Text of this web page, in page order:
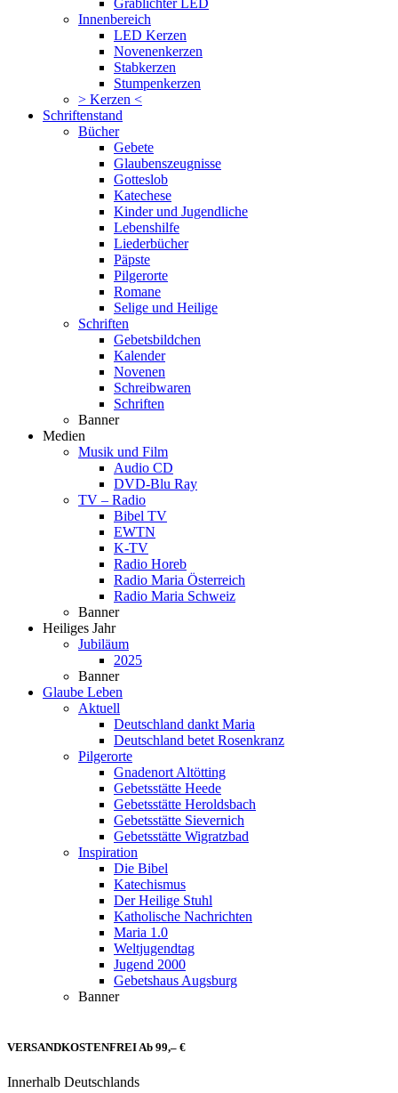
Innenbereich
LED Kerzen
Novenenkerzen
Stabkerzen
Stumpenkerzen
> Kerzen <
Schriftenstand
Bücher
Gebete
Glaubenszeugnisse
Gotteslob
Katechese
Kinder und Jugendliche
Lebenshilfe
Liederbücher
Päpste
Pilgerorte
Romane
Selige und Heilige
Schriften
Gebetsbildchen
Kalender
Novenen
Schreibwaren
Schriften
Banner
Medien
Musik und Film
Audio CD
DVD-Blu Ray
TV – Radio
Bibel TV
EWTN
K-TV
Radio Horeb
Radio Maria Österreich
Radio Maria Schweiz
Banner
Heiliges Jahr
Jubiläum
2025
Banner
Glaube Leben
Aktuell
Deutschland dankt Maria
Deutschland betet Rosenkranz
Pilgerorte
Gnadenort Altötting
Gebetsstätte Heede
Gebetsstätte Heroldsbach
Gebetsstätte Sievernich
Gebetsstätte Wigratzbad
Inspiration
Die Bibel
Katechismus
Der Heilige Stuhl
Katholische Nachrichten
Maria 1.0
Weltjugendtag
Jugend 2000
Gebetshaus Augsburg
Banner
VERSANDKOSTENFREI Ab 99,– €
Innerhalb Deutschlands